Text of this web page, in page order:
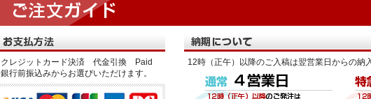
クレジットカード決済 代金引換 Paid
銀行前振込みからお選びいただけます。
12時（正午）以降のご入稿は翌営業日からの納